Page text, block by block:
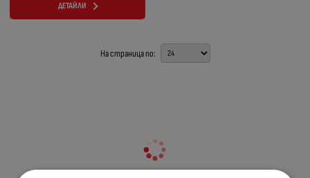
ДЕТАЙЛИ
На страница по: